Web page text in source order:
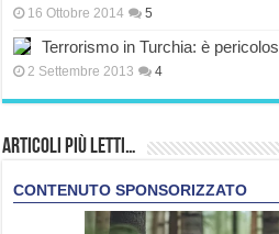
16 Ottobre 2014 5
Terrorismo in Turchia: è
2 Settembre 2013 4
Articoli più Letti…